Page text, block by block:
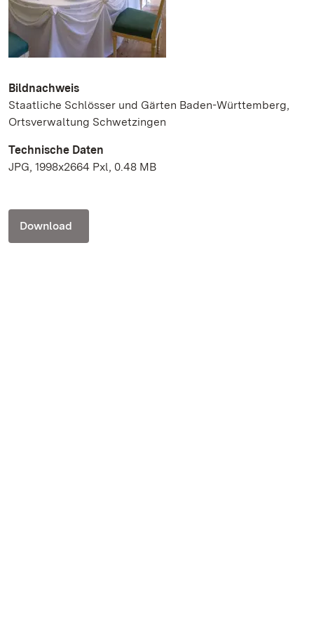
Bildnachweis
Staatliche Schlösser und Gärten Baden-Württemberg,
Ortsverwaltung Schwetzingen
Technische Daten
JPG, 1998x2664 Pxl, 0.48 MB
Download